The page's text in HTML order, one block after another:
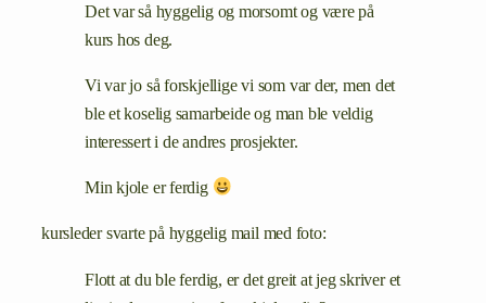
Det var så hyggelig og morsomt og være på
kurs hos deg.
Vi var jo så forskjellige vi som var der, men det
ble et koselig samarbeide og man ble veldig
interessert i de andres prosjekter.
Min kjole er ferdig
kursleder svarte på hyggelig mail med foto:
Flott at du ble ferdig, er det greit at jeg skriver et